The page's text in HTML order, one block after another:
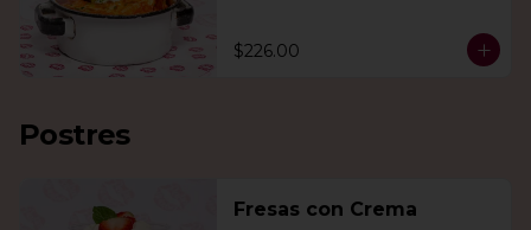
$226.00
Postres
Fresas con Crema